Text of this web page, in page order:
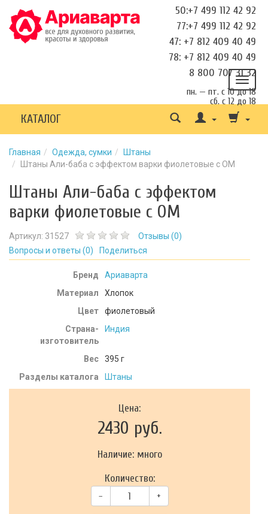
50:+7 499 112 42 92
77:+7 499 112 42 92
47: +7 812 409 40 49
78: +7 812 409 40 49
8 800 707 31 32
пн. — пт. с 10 до 18
сб. с 12 до 18
КАТАЛОГ
Главная Одежда, сумки
Штаны
Штаны Али-баба с эффектом варки фиолетовые с ОМ
Штаны Али-баба с эффектом
варки фиолетовые с ОМ
Артикул: 31527 Отзывы (0)
Вопросы и ответы (0) Поделиться
Бренд
Ариаварта
Материал
Хлопок
Цвет
фиолетовый
Страна-
изготовитель
Индия
Вес 395 г
Разделы каталога
Штаны
Цена:
2430 руб.
Наличие: много
Количество:
– +